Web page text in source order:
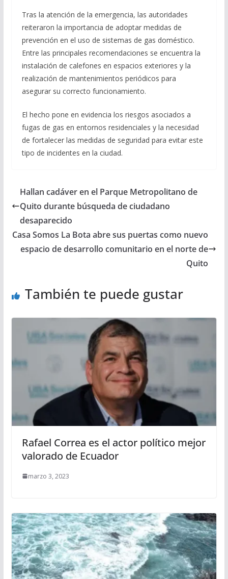
Tras la atención de la emergencia, las autoridades
reiteraron la importancia de adoptar medidas de
prevención en el uso de sistemas de gas doméstico.
Entre las principales recomendaciones se encuentra la
instalación de calefones en espacios exteriores y la
realización de mantenimientos periódicos para
asegurar su correcto funcionamiento.
El hecho pone en evidencia los riesgos asociados a
fugas de gas en entornos residenciales y la necesidad
de fortalecer las medidas de seguridad para evitar este
tipo de incidentes en la ciudad.
Hallan cadáver en el Parque Metropolitano de
Quito durante búsqueda de ciudadano
desaparecido
Casa Somos La Bota abre sus puertas como nuevo
espacio de desarrollo comunitario en el norte de
Quito
También te puede gustar
Rafael Correa es el actor político mejor
valorado de Ecuador
marzo 3, 2023